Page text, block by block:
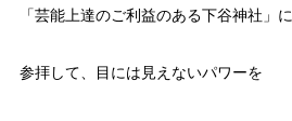
「芸能上達のご利益のある下谷神社」に
参拝して、目には見えないパワーを